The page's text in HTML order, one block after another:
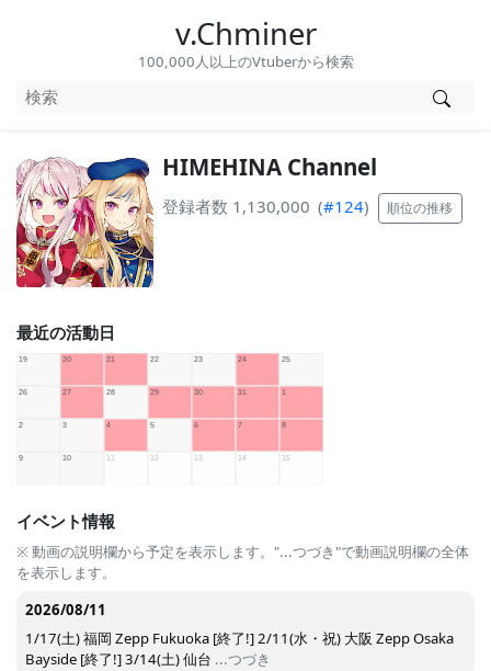
v.Chminer
100,000人以上のVtuberから検索
HIMEHINA Channel
登録者数 1,130,000 (#124) 順位の推移
最近の活動日
イベント情報
※ 動画の説明欄から予定を表示します。"...つづき"で動画説明欄の全体
を表示します。
2026/08/11
1/17(土) 福岡 Zepp Fukuoka [終了!] 2/11(水・祝) 大阪 Zepp Osaka
Bayside [終了!] 3/14(土) 仙台 ...つづき